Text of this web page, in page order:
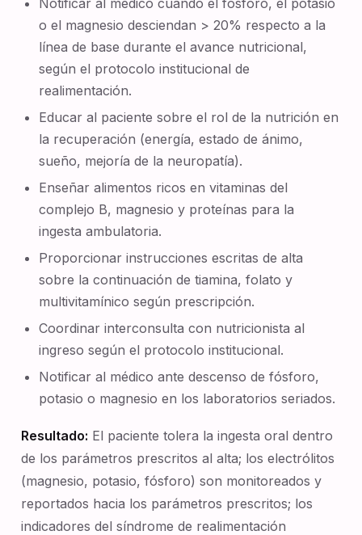
Notificar al médico cuando el fósforo, el potasio
o el magnesio desciendan > 20% respecto a la
línea de base durante el avance nutricional,
según el protocolo institucional de
realimentación.
Educar al paciente sobre el rol de la nutrición en
la recuperación (energía, estado de ánimo,
sueño, mejoría de la neuropatía).
Enseñar alimentos ricos en vitaminas del
complejo B, magnesio y proteínas para la
ingesta ambulatoria.
Proporcionar instrucciones escritas de alta
sobre la continuación de tiamina, folato y
multivitamínico según prescripción.
Coordinar interconsulta con nutricionista al
ingreso según el protocolo institucional.
Notificar al médico ante descenso de fósforo,
potasio o magnesio en los laboratorios seriados.
Resultado: El paciente tolera la ingesta oral dentro
de los parámetros prescritos al alta; los electrólitos
(magnesio, potasio, fósforo) son monitoreados y
reportados hacia los parámetros prescritos; los
indicadores del síndrome de realimentación